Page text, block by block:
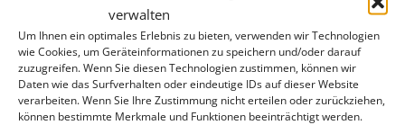
verwalten
Um Ihnen ein optimales Erlebnis zu bieten, verwenden wir Technologien
wie Cookies, um Geräteinformationen zu speichern und/oder darauf
zuzugreifen. Wenn Sie diesen Technologien zustimmen, können wir
Daten wie das Surfverhalten oder eindeutige IDs auf dieser Website
verarbeiten. Wenn Sie Ihre Zustimmung nicht erteilen oder zurückziehen,
können bestimmte Merkmale und Funktionen beeinträchtigt werden.
Schiffsschraube, Schraubenformen in der Natur,
die Schraube im Sprachgebrauch und in der
Architektur, die Erfindung der Schraube und des
Gewindes in der Antike oder das schraubenlose
Mittelalter.